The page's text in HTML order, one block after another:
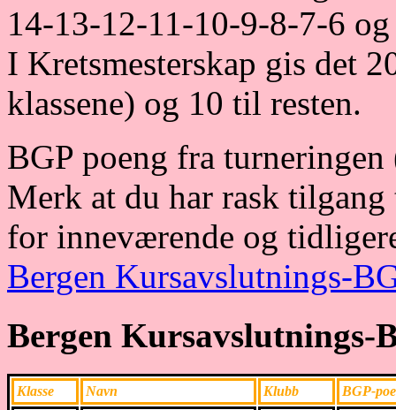
14-13-12-11-10-9-8-7-6
I Kretsmesterskap gis det
klassene) og 10 til resten.
BGP poeng fra
Merk at du har rask
for inneværende og
Bergen Kursavslutnings-
Bergen Kursavslutnings-
Klasse Navn Klubb
BGP-